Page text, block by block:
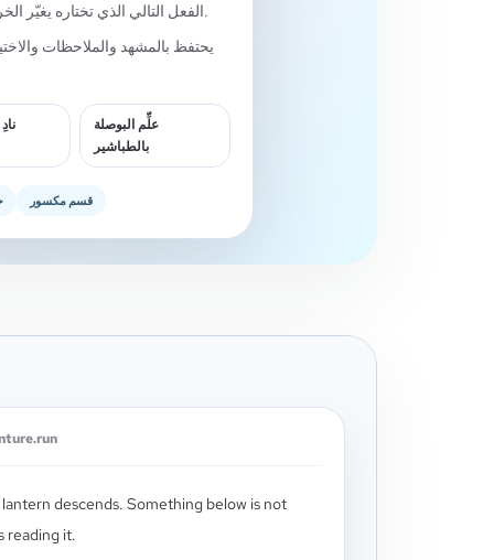
الفعل التالي الذي تختاره يغيّر الخريطة، وثقة المرافق، وساعة الخطر.
علِّم البوصلة
بالطباشير
قسم مكسور
descends. Something below is not
reading it.